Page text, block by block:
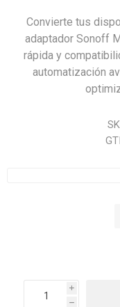
Convierte tus
adaptador Sonoff
rápida y
automatización
i
h